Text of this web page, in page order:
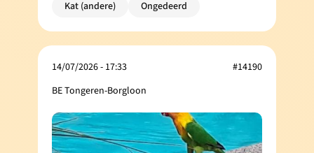
Kat (andere) Ongedeerd
14/07/2026 - 17:33
BE Tongeren-Borgloon
#14190